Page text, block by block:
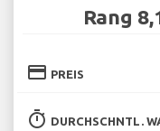
Rang
credit_card PREIS
timer DURCHSCHNTL.